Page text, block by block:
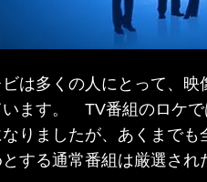
は多くの人にとって、映
います。 TV番組のロケ
りましたが、あくまで
する通常番組は厳選さ